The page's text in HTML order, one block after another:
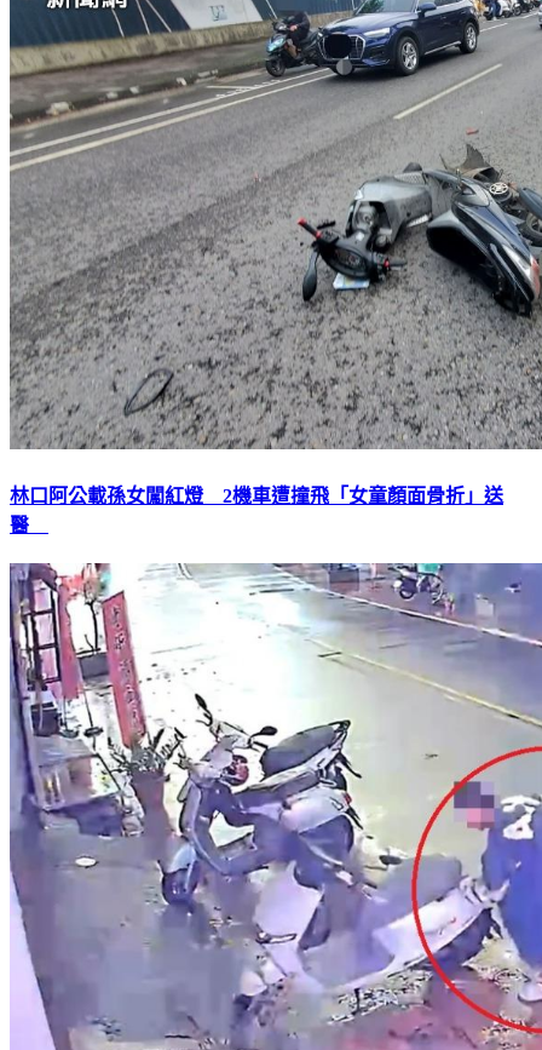
林口阿公載孫女闖紅燈 2機車遭撞飛「女童顏面骨折」送
醫